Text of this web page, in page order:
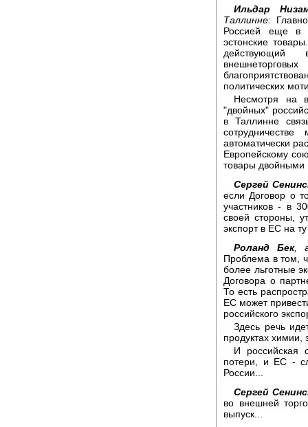
Ильдар
Таллинне:
Россией еще в
эстонские
действующий
политических
Несмотря на
"двойных"
в Таллинне
автоматически
Европейскому
товары
Сергей
если Договор о
участников - в
своей стороны,
экспорт в ЕС на
Роланд Бек,
Проблема в том,
более льготные
Договора о
То есть
ЕС может
российского
Здесь речь
продуктах
И российская
потери, и ЕС -
России...
Сергей
во внешней
выпуск...